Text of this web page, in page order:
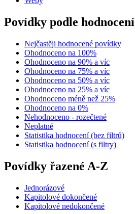
Povídky podle hodnocení
Nejčastěji hodnocené povídky
Ohodnoceno na 100%
Ohodnoceno na 90% a víc
Ohodnoceno na 75% a víc
Ohodnoceno na 50% a víc
Ohodnoceno na 25% a víc
Ohodnoceno méně než 25%
Ohodnoceno na 0%
Nehodnoceno - rozečtené
Neplatné
Statistika hodnocení (bez filtrů)
Statistika hodnocení (s filtry)
Povídky řazené A-Z
Jednorázové
Kapitolové dokončené
Kapitolové nedokončené